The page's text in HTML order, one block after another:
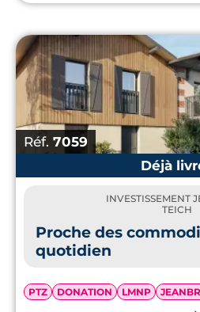
Réf. 7059
Déjà
INVESTISSEMENT
TEICH
Proche des
quotidien
PTZ DONATION LMNP